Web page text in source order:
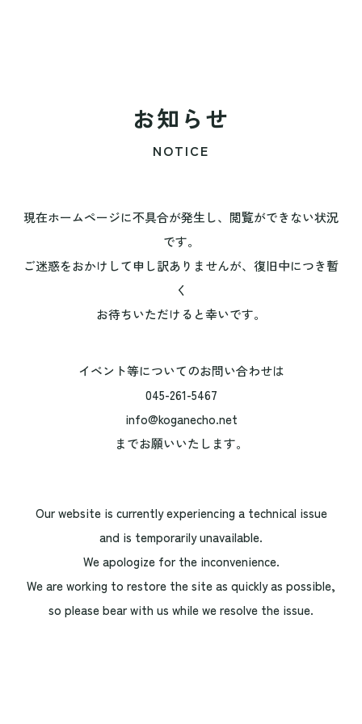
お知らせ
NOTICE
現在ホームページに不具合が発生し、閲覧ができない状況
です。
ご迷惑をおかけして申し訳ありませんが、復旧中につき暫
く
お待ちいただけると幸いです。
イベント等についてのお問い合わせは
045-261-5467
info@koganecho.net
までお願いいたします。
Our website is currently experiencing a technical issue
and is temporarily unavailable.
We apologize for the inconvenience.
We are working to restore the site as quickly as possible,
so please bear with us while we resolve the issue.